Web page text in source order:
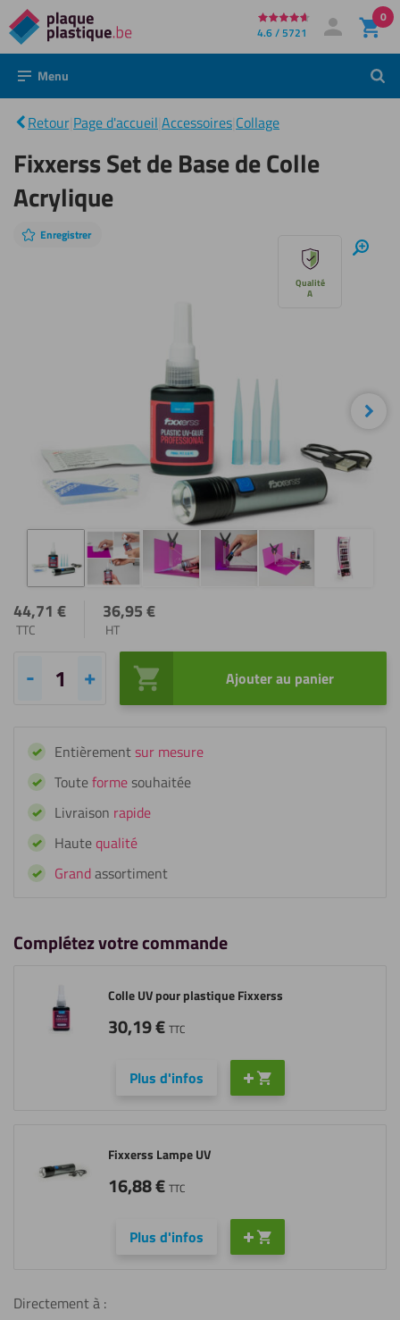
Directement
au
contenu
4.6 / 5721 Mon compte
Se connecter
0
Menu
Retour Page d'accueil Accessoires Collage
Fixxerss
Base de
Colle
Acrylique
Fixxerss Set de Base de Colle
Acrylique
Enregistrer
Zoom
Qualité
A
44,71 €
TTC
36,95€
HT
quantité
Set
de
de
Colle
Ajouter au panier
Entièrementsur mesure
Touteforme souhaitée
Livraison rapide
Hautequalité
Grandassortiment
Complétez votre commande
Plus d'infos
Colle UV pour plastique Fixxerss
30,19€ TTC
Plus d'infos
Fixxerss Lampe UV
16,88€ TTC
Directement à :